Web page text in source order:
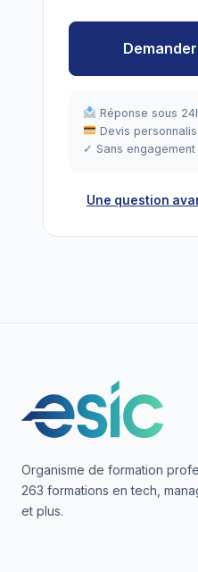
Réponse sous
Devis
✓ Sans engagement
Une question
Organisme de formation
263 formations en tech,
et plus.